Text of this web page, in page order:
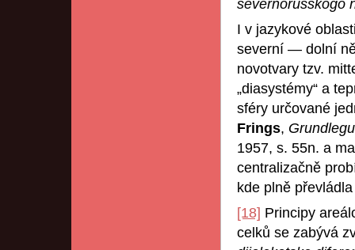
severnorusskogo
I v jazykové
severní — dolní
novotvary tzv.
„diasystémy“ a
sféry určované
Frings,
1957, s. 55n. a
centralizačně
kde plně
[18] Principy
celků se zabývá